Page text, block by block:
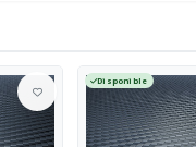
Disponible